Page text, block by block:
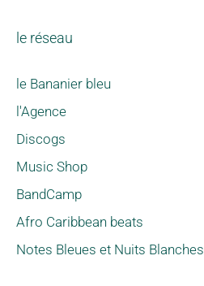
le réseau
le Bananier bleu
l'Agence
Discogs
Music Shop
BandCamp
Afro Caribbean beats
Notes Bleues et Nuits Blanches